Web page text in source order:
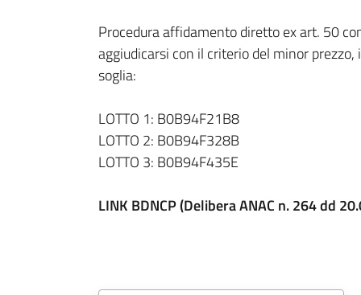
Procedura affidamento diretto ex art. 50
aggiudicarsi con il criterio del minor
soglia:
LOTTO 1: B0B94F21B8
LOTTO 2: B0B94F328B
LOTTO 3: B0B94F435E
LINK BDNCP (Delibera ANAC n. 264 dd